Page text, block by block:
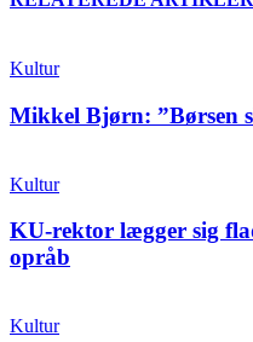
Kultur
Mikkel Bjørn: ”Børsen
Kultur
KU-rektor lægger sig
opråb
Kultur